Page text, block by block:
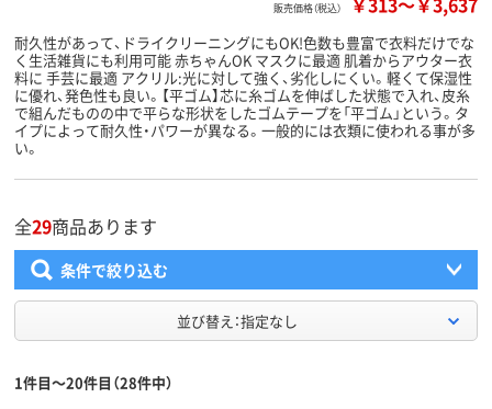
販売価格（税込）
耐久性があって、ドライクリーニングにもOK!色数も豊富で衣料だけでな
く生活雑貨にも利用可能 赤ちゃんOK マスクに最適 肌着からアウター衣
料に 手芸に最適 アクリル:光に対して強く、劣化しにくい。軽くて保湿性
に優れ、発色性も良い。【平ゴム】芯に糸ゴムを伸ばした状態で入れ、皮糸
で組んだものの中で平らな形状をしたゴムテープを「平ゴム」という。タ
イプによって耐久性・パワーが異なる。一般的には衣類に使われる事が多
い。
全29商品あります
条件で絞り込む
並び替え：指定なし
1件目～20件目（28件中）